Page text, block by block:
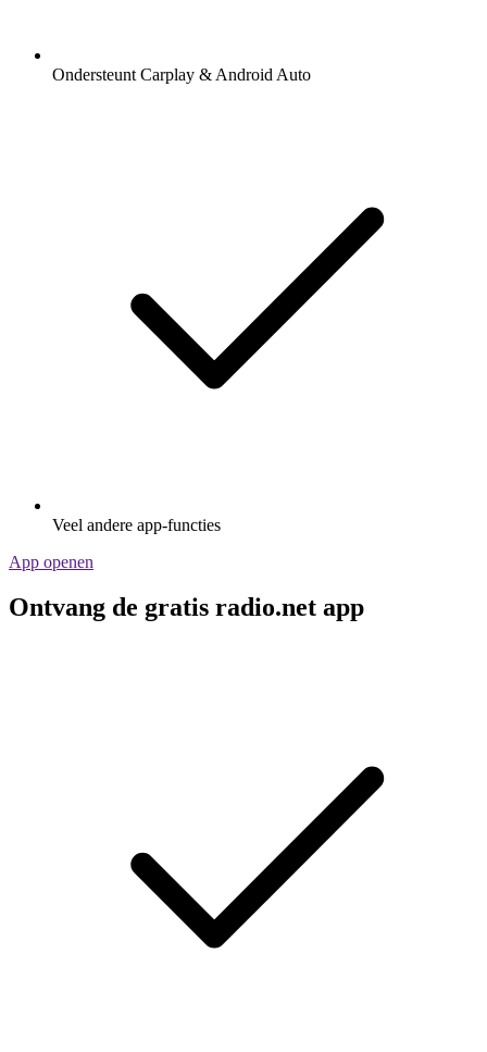
Ondersteunt Carplay & Android Auto
Veel andere app-functies
App openen
Ontvang de gratis radio.net app